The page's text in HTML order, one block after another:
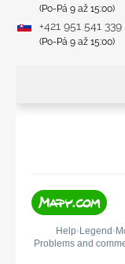
(Po-Pá 9 až 15:00)
+421 951 541 339
(Po-Pá 9 až 15:00)